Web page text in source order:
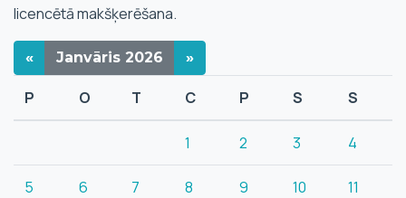
licencētā makšķerēšana.
« Janvāris 2026 »
P O T C P S S
1 2 3 4
5 6 7 8 9 10 11